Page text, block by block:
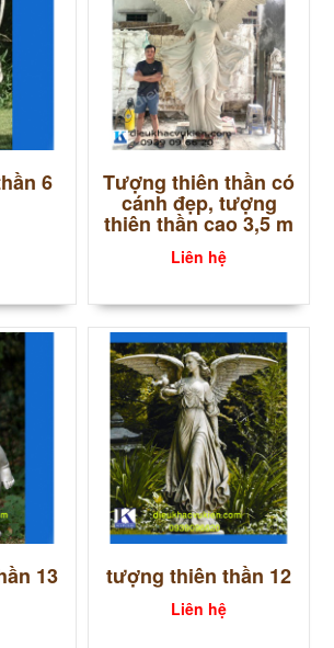
6 Tượng thiên thần có
cánh đẹp, tượng
thiên thần cao 3,5 m
Liên hệ
13 tượng thiên thần 12
Liên hệ